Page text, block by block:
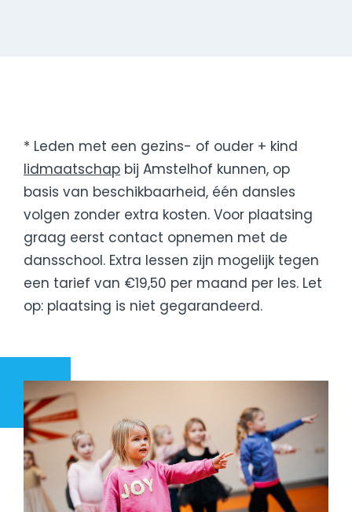
* Leden met een gezins- of ouder + kind
lidmaatschap bij Amstelhof kunnen, op
basis van beschikbaarheid, één dansles
volgen zonder extra kosten. Voor plaatsing
graag eerst contact opnemen met de
dansschool. Extra lessen zijn mogelijk tegen
een tarief van €19,50 per maand per les. Let
op: plaatsing is niet gegarandeerd.